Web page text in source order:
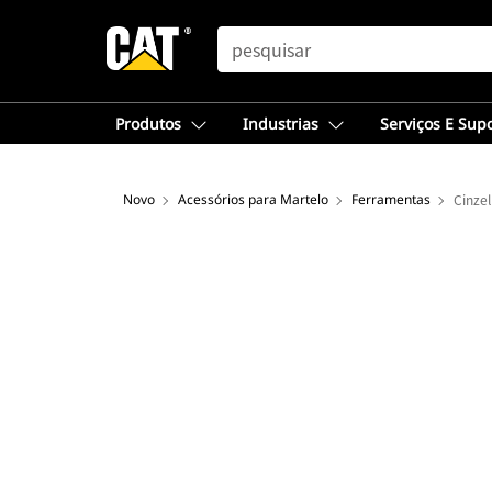
SEARCH
Produtos Industrias Serviços E
Novo Acessórios para Martelo Ferramentas